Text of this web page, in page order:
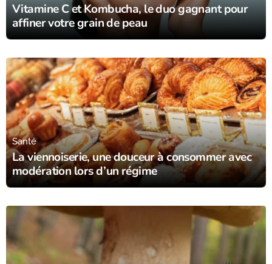
Vitamine C et Kombucha, le duo gagnant pour
affiner votre grain de peau
La viennoiserie, une douceur à consommer avec
modération lors d’un régime
Santé
14/12/23